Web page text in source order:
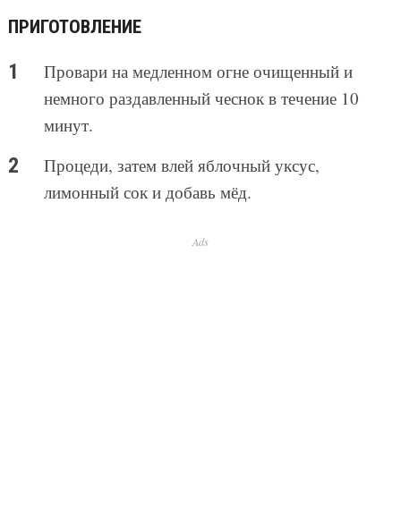
ПРИГОТОВЛЕНИЕ
Провари на медленном огне очищенный и
немного раздавленный чеснок в течение 10
минут.
Процеди, затем влей яблочный уксус,
лимонный сок и добавь мёд.
Ads